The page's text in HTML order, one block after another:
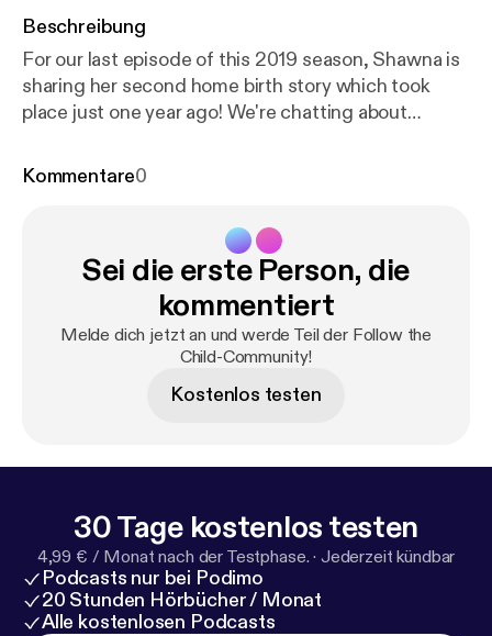
Beschreibung
For our last episode of this 2019 season, Shawna is
sharing her second home birth story which took
place just one year ago! We're chatting about
considerations in going from one to two children.
Kommentare0
Sei die erste Person, die
kommentiert
Melde dich jetzt an und werde Teil der Follow the
Child-Community!
Kostenlos testen
30 Tage kostenlos testen
4,99 € / Monat nach der Testphase. · Jederzeit kündbar
Podcasts nur bei Podimo
20 Stunden Hörbücher / Monat
Alle kostenlosen Podcasts